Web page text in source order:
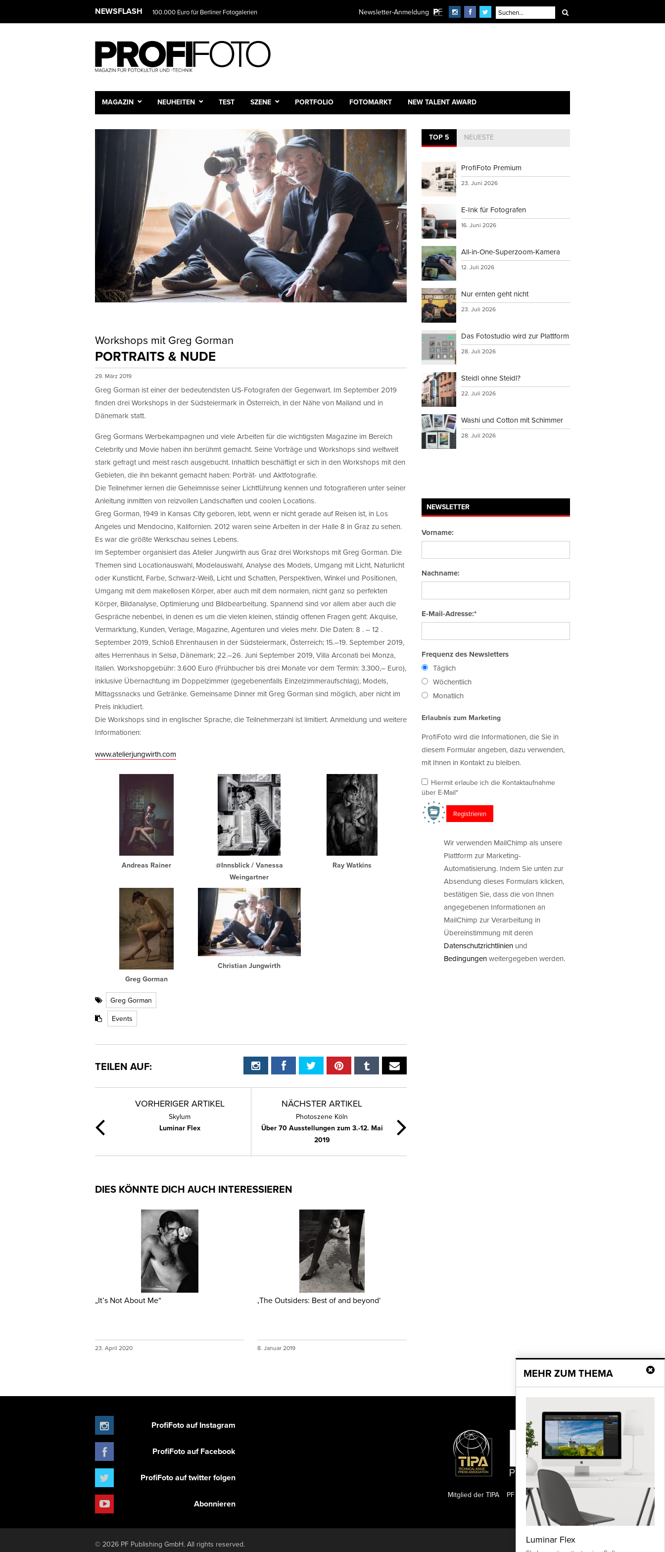
NEWSFLASH 100.000 Euro für Berliner Fotogalerien Newsletter-Anmeldung
MAGAZIN NEUHEITEN TEST SZENE PORTFOLIO FOTOMARKT NEW TALENT AWARD
Workshops mit Greg Gorman
PORTRAITS & NUDE
29. März 2019
Greg Gorman ist einer der bedeutendsten US-Fotografen der Gegenwart. Im September 2019
finden drei Workshops in der Südsteiermark in Österreich, in der Nähe von Mailand und in
Dänemark statt.
Greg Gormans Werbekampagnen und viele Arbeiten für die wichtigsten Magazine im Bereich
Celebrity und Movie haben ihn berühmt gemacht. Seine Vorträge und Workshops sind weltweit
stark gefragt und meist rasch ausgebucht. Inhaltlich beschäftigt er sich in den Workshops mit den
Gebieten, die ihn bekannt gemacht haben: Porträt- und Aktfotografie.
Die Teilnehmer lernen die Geheimnisse seiner Lichtführung kennen und fotografieren unter seiner
Anleitung inmitten von reizvollen Landschaften und coolen Locations.
Greg Gorman, 1949 in Kansas City geboren, lebt, wenn er nicht gerade auf Reisen ist, in Los
Angeles und Mendocino, Kalifornien. 2012 waren seine Arbeiten in der Halle 8 in Graz zu sehen.
Es war die größte Werkschau seines Lebens.
Im September organisiert das Atelier Jungwirth aus Graz drei Workshops mit Greg Gorman. Die
Themen sind Locationauswahl, Modelauswahl, Analyse des Models, Umgang mit Licht, Naturlicht
oder Kunstlicht, Farbe, Schwarz-Weiß, Licht und Schatten, Perspektiven, Winkel und Positionen,
Umgang mit dem makellosen Körper, aber auch mit dem normalen, nicht ganz so perfekten
Körper, Bildanalyse, Optimierung und Bildbearbeitung. Spannend sind vor allem aber auch die
Gespräche nebenbei, in denen es um die vielen kleinen, ständig offenen Fragen geht: Akquise,
Vermarktung, Kunden, Verlage, Magazine, Agenturen und vieles mehr. Die Daten: 8 . – 12 .
September 2019, Schloß Ehrenhausen in der Südsteiermark, Österreich; 15.–19. September 2019,
altes Herrenhaus in Selsø, Dänemark; 22.–26. Juni September 2019, Villa Arconati bei Monza,
Italien. Workshopgebühr: 3.600 Euro (Frühbucher bis drei Monate vor dem Termin: 3.300,– Euro),
inklusive Übernachtung im Doppelzimmer (gegebenenfalls Einzelzimmeraufschlag), Models,
Mittagssnacks und Getränke. Gemeinsame Dinner mit Greg Gorman sind möglich, aber nicht im
Preis inkludiert.
Die Workshops sind in englischer Sprache, die Teilnehmerzahl ist limitiert. Anmeldung und weitere
Informationen:
www.atelierjungwirth.com
Andreas Rainer
@Innsblick / Vanessa
Weingartner
Ray Watkins
Greg Gorman
Christian Jungwirth
Greg Gorman
Events
TEILEN AUF:
VORHERIGER ARTIKEL
Skylum
Luminar Flex
NÄCHSTER ARTIKEL
Photoszene Köln
Über 70 Ausstellungen zum 3.-12. Mai
2019
DIES KÖNNTE DICH AUCH INTERESSIEREN
„It’s Not About Me“
23. April 2020
‚The Outsiders: Best of and beyond‘
8. Januar 2019
TOP 5 NEUESTE
ProfiFoto Premium
23. Juni 2026
E-Ink für Fotografen
16. Juni 2026
All-in-One-Superzoom-Kamera
12. Juli 2026
Nur ernten geht nicht
23. Juli 2026
Das Fotostudio wird zur Plattform
28. Juli 2026
Steidl ohne Steidl?
22. Juli 2026
Washi und Cotton mit Schimmer
28. Juli 2026
NEWSLETTER
Vorname:
Nachname:
E-Mail-Adresse:*
Frequenz des Newsletters
Täglich
Wöchentlich
Monatlich
Erlaubnis zum Marketing
ProfiFoto wird die Informationen, die Sie in
diesem Formular angeben, dazu verwenden,
mit Ihnen in Kontakt zu bleiben.
Hiermit erlaube ich die Kontaktaufnahme
über E-Mail*
Wir verwenden MailChimp als unsere
Plattform zur Marketing-
Automatisierung. Indem Sie unten zur
Absendung dieses Formulars klicken,
bestätigen Sie, dass die von Ihnen
angegebenen Informationen an
MailChimp zur Verarbeitung in
Übereinstimmung mit deren
Datenschutzrichtlinien und
Bedingungenweitergegeben werden.
MEHR ZUM THEMA
Luminar Flex
ProfiFoto auf Instagram
ProfiFoto auf Facebook
ProfiFoto auf twitter folgen
Abonnieren
PF Publishing GmbH
Mitglied der TIPA
© 2026 PF Publishing GmbH. All rights reserved. Nach oben